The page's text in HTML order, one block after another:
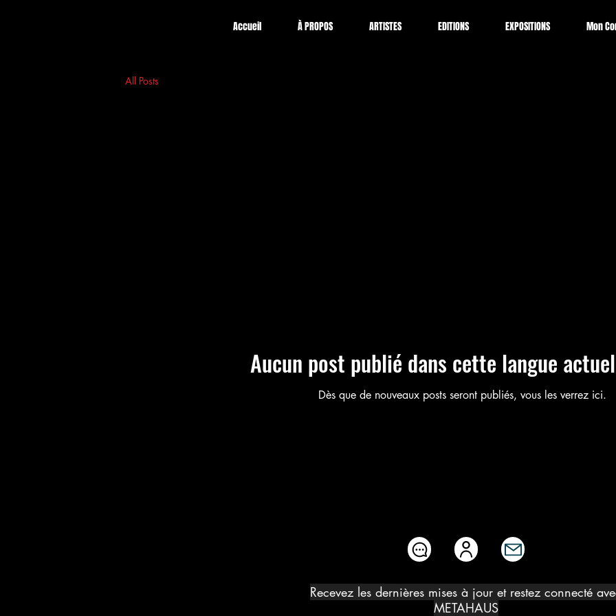
Accueil À PROPOS ARTISTES EDITIONS EXPOSITIONS Mon
All Posts
Aucun post publié dans cette langue
Dès que de nouveaux posts seront publiés, vous les verrez ici.
Recevez les dernières mises à jour et restez connecté
METAHAUS